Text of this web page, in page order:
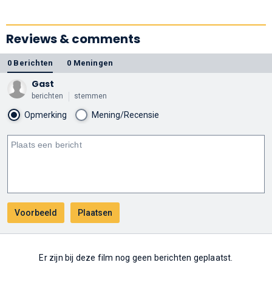
Reviews & comments
0 Berichten 0 Meningen
Gast
berichten stemmen
Opmerking Mening/Recensie
Er zijn bij deze film nog geen berichten geplaatst.